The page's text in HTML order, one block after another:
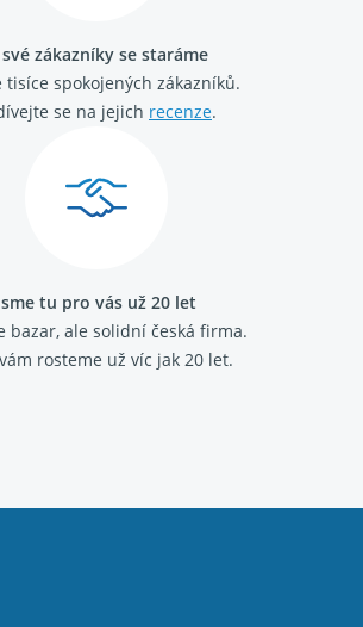
2008 - 2018 1.6 HDi
1999 - 2012 1.6 HDi
1999 - 2012 2.0 HDi
- 2014 2.5 CDTI
1998 - 2010 2.5 CDTI
zákazníky se staráme
tisíce spokojených zákazníků.
se na jejich recenze.
tu pro vás už 20 let
bazar, ale solidní česká firma.
rosteme už víc jak 20 let.